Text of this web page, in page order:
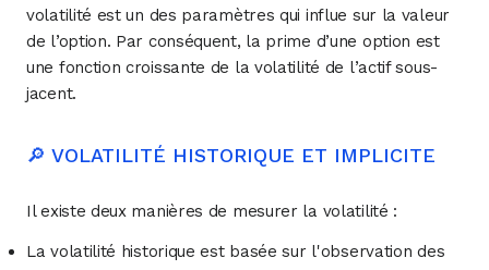
volatilité est un des paramètres qui influe sur la valeur
de l’option. Par conséquent, la prime d’une option est
une fonction croissante de la volatilité de l’actif sous-
jacent.
🔎 VOLATILITÉ HISTORIQUE ET IMPLICITE
Il existe deux manières de mesurer la volatilité :
La volatilité historique est basée sur l'observation des